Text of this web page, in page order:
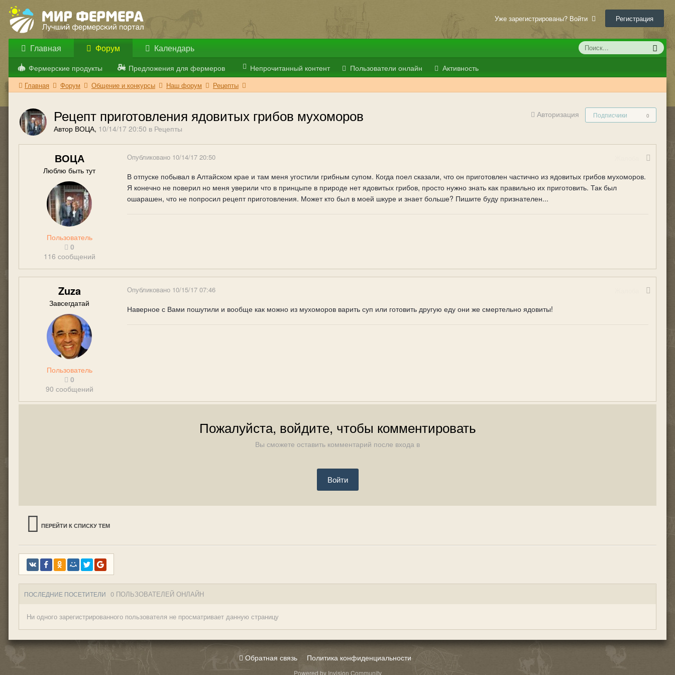
Уже зарегистрированы? Войти Регистрация
Главная Форум
Фермерские продукты Предложения для фермеров Непрочитанный контент Пользователи онлайн Активность
Календарь
Главная Форум Общение и конкурсы Наш форум Рецепты
Авторизация Подписчики 0
Рецепт приготовления ядовитых грибов мухоморов
Автор ВОЦА, 10/14/17 20:50 в Рецепты
ВОЦА
Люблю быть тут
Пользователь
0
116 сообщений
Опубликовано 10/14/17 20:50
В отпуске побывал в Алтайском крае и там меня угостили грибным супом. Когда поел сказали, что он приготовлен частично из ядовитых грибов мухоморов.
Я конечно не поверил но меня уверили что в принцыпе в природе нет ядовитых грибов, просто нужно знать как правильно их приготовить. Так был
ошарашен, что не попросил рецепт приготовления. Может кто был в моей шкуре и знает больше? Пишите буду признателен...
Zuza
Завсегдатай
Пользователь
0
90 сообщений
Опубликовано 10/15/17 07:46
Наверное с Вами пошутили и вообще как можно из мухоморов варить суп или готовить другую еду они же смертельно ядовиты!
Пожалуйста, войдите, чтобы комментировать
Вы сможете оставить комментарий после входа в
Войти
ПЕРЕЙТИ К СПИСКУ ТЕМ
ПОСЛЕДНИЕ ПОСЕТИТЕЛИ 0 ПОЛЬЗОВАТЕЛЕЙ ОНЛАЙН
Ни одного зарегистрированного пользователя не просматривает данную страницу
Обратная связь Политика конфиденциальности
Powered by Invision Community